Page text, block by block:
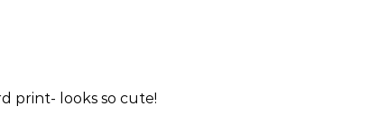
print- looks so cute!